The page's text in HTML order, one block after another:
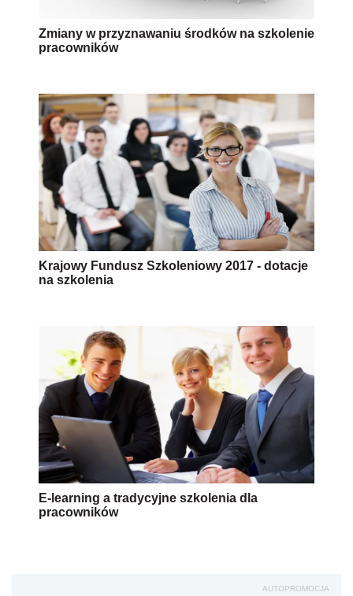
Zmiany w przyznawaniu środków na szkolenie
pracowników
Krajowy Fundusz Szkoleniowy 2017 - dotacje
na szkolenia
E-learning a tradycyjne szkolenia dla
pracowników
AUTOPROMOCJA